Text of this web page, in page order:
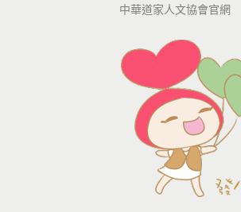
中華道家人文協會官網